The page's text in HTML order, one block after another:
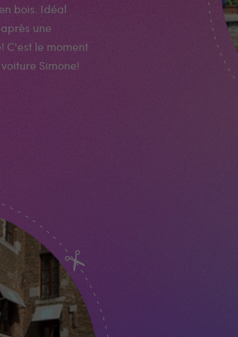
bois. Idéal
une
C'est le moment
Simone!